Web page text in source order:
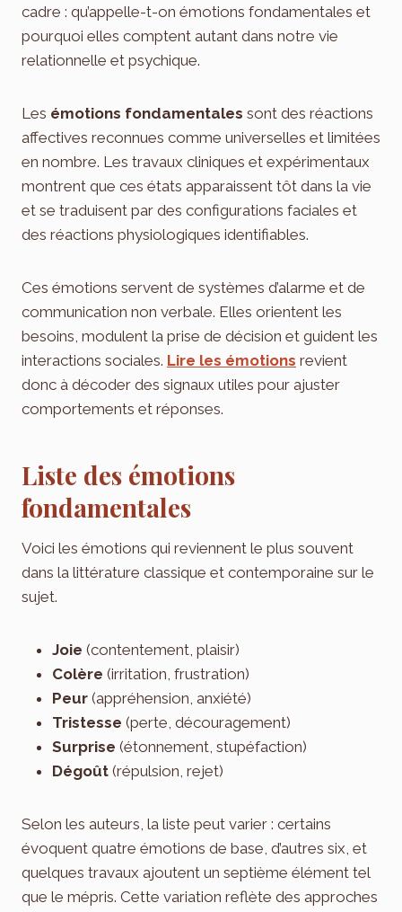
cadre : qu’appelle-t-on émotions fondamentales et
pourquoi elles comptent autant dans notre vie
relationnelle et psychique.
Les émotions fondamentales sont des réactions
affectives reconnues comme universelles et limitées
en nombre. Les travaux cliniques et expérimentaux
montrent que ces états apparaissent tôt dans la vie
et se traduisent par des configurations faciales et
des réactions physiologiques identifiables.
Ces émotions servent de systèmes d’alarme et de
communication non verbale. Elles orientent les
besoins, modulent la prise de décision et guident les
interactions sociales. Lire les émotions revient
donc à décoder des signaux utiles pour ajuster
comportements et réponses.
Liste des émotions
fondamentales
Voici les émotions qui reviennent le plus souvent
dans la littérature classique et contemporaine sur le
sujet.
Joie (contentement, plaisir)
Colère (irritation, frustration)
Peur (appréhension, anxiété)
Tristesse (perte, découragement)
Surprise (étonnement, stupéfaction)
Dégoût (répulsion, rejet)
Selon les auteurs, la liste peut varier : certains
évoquent quatre émotions de base, d’autres six, et
quelques travaux ajoutent un septième élément tel
que le mépris. Cette variation reflète des approches